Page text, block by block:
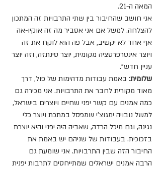
המאה ה-21.
אני חושב שהחיבור בין שתי התרבויות זה המתכון
להצלחה. למשל אם אני אסביר מה זה אוקיו-אה
אף אחד לא יקשיב, אבל פה הוא לוקח את זה
ויוצר אינטרפרטציה מקומית, יוצר סינתזה, וזה יוצר
עניין חדש".
שלומית: באמת עבודות מדהימות של פול, דרך
מאוד מקורית לחבר את התרבויות. אני מכירה גם
כמה אמנים עם קשר יפני שחיים ויוצרים בישראל,
למשל נובויה ימגוצ'י שמפסל במתכת ויוצר כלי
נגינה, וגם מיכל הרדה, שאביה היה יפני והיא יוצרת
בזכוכית. בעבודות של שניהם יש באמת את
החיבור הזה שבין התרבויות. אני שומעת גם
הרבה אמנים ישראלים שמתייחסים לתרבות יפנית